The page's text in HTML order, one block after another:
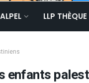
LLP THÈQUE
enfants